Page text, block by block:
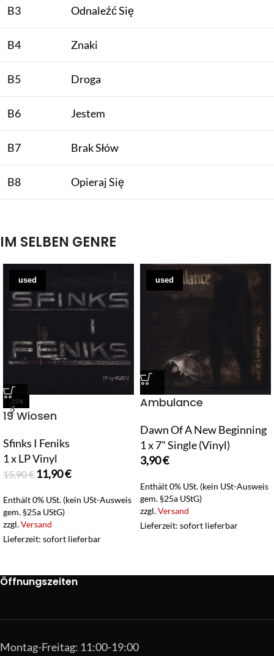
B3 Odnaleźć Się
B4 Znaki
B5 Droga
B6 Jestem
B7 Brak Słów
B8 Opieraj Się
IM SELBEN GENRE
used
-25%
19 Wiosen
Sfinks I Feniks
1 x LP Vinyl
15,90€ 11,90€
Enthält 0% USt. (kein USt-Ausweis
gem. §25a UStG)
zzgl.Versand
Lieferzeit: sofort lieferbar
used
Ambulance
Dawn Of A New Beginning
1 x 7" Single (Vinyl)
3,90€
Enthält 0% USt. (kein USt-Ausweis
gem. §25a UStG)
zzgl.Versand
Lieferzeit: sofort lieferbar
Öffnungszeiten
Montag-Freitag: 11:00-19:00